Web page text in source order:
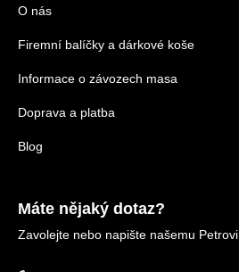
O nás
Firemní balíčky a dárkové koše
Informace o závozech masa
Doprava a platba
Blog
Máte nějaký dotaz?
Zavolejte nebo napište našemu Petrovi.